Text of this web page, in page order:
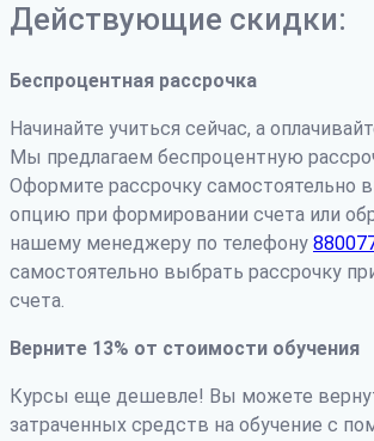
Действующие скидки:
Беспроцентная рассрочка
Начинайте учиться сейчас, а
Мы предлагаем беспроцентную
Оформите рассрочку самостоятельно
опцию при формировании счета или
нашему менеджеру по телефону
самостоятельно выбрать рассрочку
счета.
Верните 13% от стоимости обучения
Курсы еще дешевле! Вы можете
затраченных средств на обучение с